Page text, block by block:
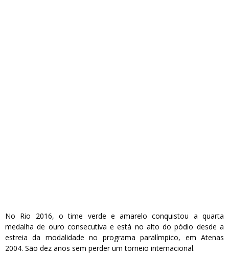
No Rio 2016, o time verde e amarelo conquistou a quarta
medalha de ouro consecutiva e está no alto do pódio desde a
estreia da modalidade no programa paralímpico, em Atenas
2004. São dez anos sem perder um torneio internacional.